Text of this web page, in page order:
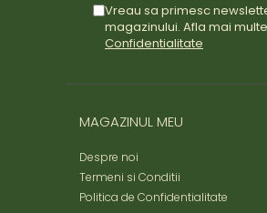
Vreau sa primesc
magazinului. Afla mai
Confidentialitate
MAGAZINUL MEU
Despre noi
Termeni si Conditii
Politica de Confidentialitate